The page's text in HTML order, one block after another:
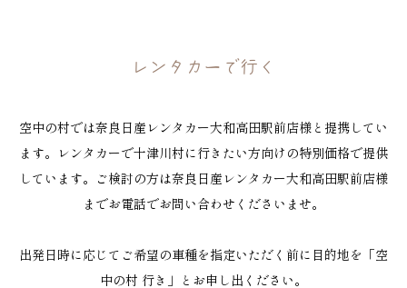
レンタカーで行く
空中の村では奈良日産レンタカー大和高田駅前店様と提携してい
ます。レンタカーで十津川村に行きたい方向けの特別価格で提供
しています。ご検討の方は奈良日産レンタカー大和高田駅前店様
までお電話でお問い合わせくださいませ。
出発日時に応じてご希望の車種を指定いただく前に目的地を「空
中の村 行き」とお申し出ください。